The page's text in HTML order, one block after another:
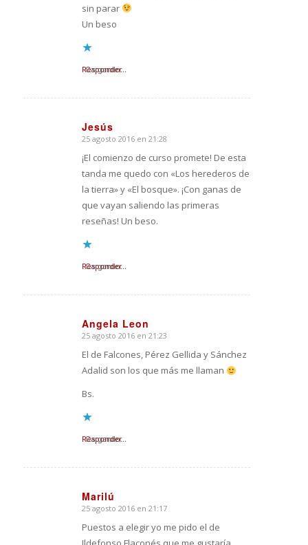
sin parar
Un beso
Cargando...
Responder
Jesús
Dice:
25 agosto 2016 en 21:28
¡El comienzo de curso promete! De esta
tanda me quedo con «Los herederos de
la tierra» y «El bosque». ¡Con ganas de
que vayan saliendo las primeras
reseñas! Un beso.
Cargando...
Responder
Angela Leon
Dice:
25 agosto 2016 en 21:23
El de Falcones, Pérez Gellida y Sánchez
Adalid son los que más me llaman
Bs.
Cargando...
Responder
Marilú
Dice:
25 agosto 2016 en 21:17
Puestos a elegir yo me pido el de